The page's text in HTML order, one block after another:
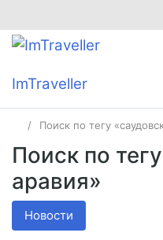
ImTraveller
Поиск по тегу
Поиск по
аравия»
Новости